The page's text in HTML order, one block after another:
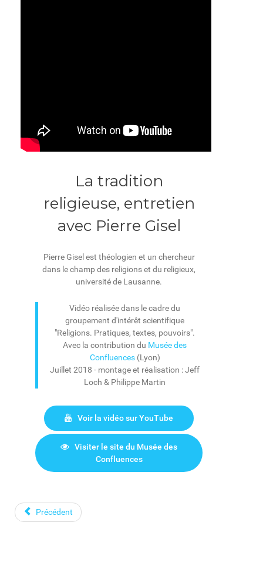
La tradition
religieuse, entretien
avec Pierre Gisel
Pierre Gisel est théologien et un chercheur
dans le champ des religions et du religieux,
université de Lausanne.
Vidéo réalisée dans le cadre du
groupement d'intérêt scientifique
"Religions. Pratiques, textes, pouvoirs".
Avec la contribution du Musée des
Confluences(Lyon)
Juillet 2018 - montage et réalisation : Jeff
Loch & Philippe Martin
Voir la vidéo sur YouTube
Visiter le site du Musée des
Confluences
Précédent